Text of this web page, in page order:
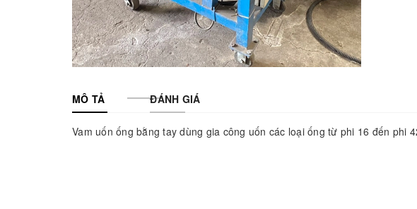
MÔ TẢ ĐÁNH GIÁ
Vam uốn ống bằng tay dùng gia công uốn các loại ống từ phi 16 đến phi